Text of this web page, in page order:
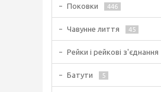
Поковки 446
Чавунне лиття 45
Рейки і рейкові з'єднання
Батути 5